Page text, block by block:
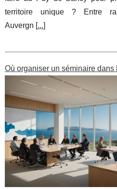
territoire unique ? Entre
Auvergn [...]
Où organiser un séminaire dans